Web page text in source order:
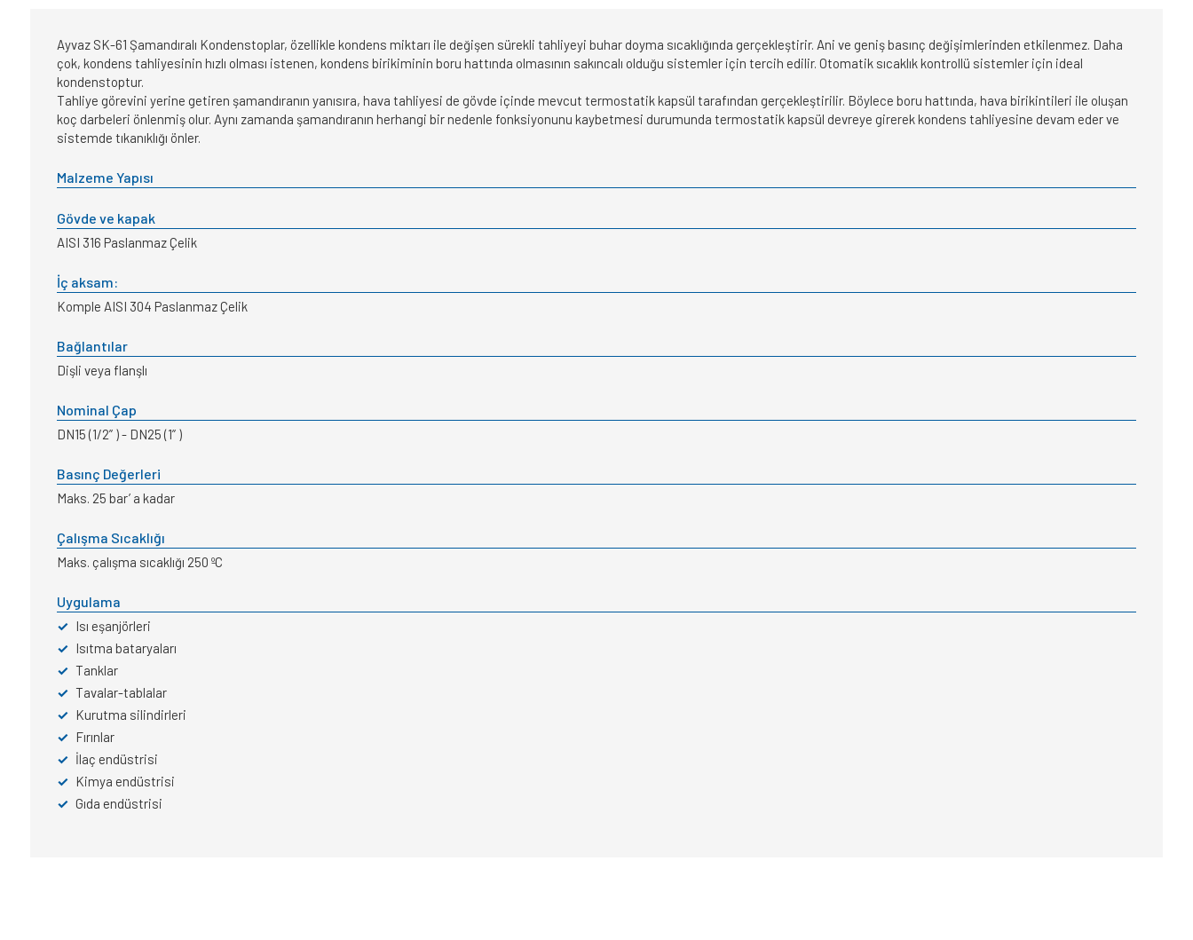
Ayvaz SK-61 Şamandıralı Kondenstoplar, özellikle kondens miktarı ile değişen sürekli tahliyeyi buhar doyma sıcaklığında gerçekleştirir. Ani ve geniş basınç değişimlerinden etkilenmez. Daha
çok, kondens tahliyesinin hızlı olması istenen, kondens birikiminin boru hattında olmasının sakıncalı olduğu sistemler için tercih edilir. Otomatik sıcaklık kontrollü sistemler için ideal
kondenstoptur.
Tahliye görevini yerine getiren şamandıranın yanısıra, hava tahliyesi de gövde içinde mevcut termostatik kapsül tarafından gerçekleştirilir. Böylece boru hattında, hava birikintileri ile oluşan
koç darbeleri önlenmiş olur. Aynı zamanda şamandıranın herhangi bir nedenle fonksiyonunu kaybetmesi durumunda termostatik kapsül devreye girerek kondens tahliyesine devam eder ve
sistemde tıkanıklığı önler.
Malzeme Yapısı
Gövde ve kapak
AISI 316 Paslanmaz Çelik
İç aksam:
Komple AISI 304 Paslanmaz Çelik
Bağlantılar
Dişli veya flanşlı
Nominal Çap
DN15 (1/2” ) - DN25 (1” )
Basınç Değerleri
Maks. 25 bar’ a kadar
Çalışma Sıcaklığı
Maks. çalışma sıcaklığı 250 ºC
Uygulama
✓ Isı eşanjörleri
✓ Isıtma bataryaları
✓ Tanklar
✓ Tavalar-tablalar
✓ Kurutma silindirleri
✓ Fırınlar
✓ İlaç endüstrisi
✓ Kimya endüstrisi
✓ Gıda endüstrisi